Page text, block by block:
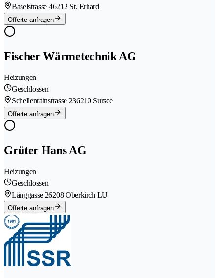
Baselstrasse 46212 St. Erhard
Offerte anfragen
Fischer Wärmetechnik AG
Heizungen
Geschlossen
Schellenrainstrasse 236210 Sursee
Offerte anfragen
Grüter Hans AG
Heizungen
Geschlossen
Länggasse 26208 Oberkirch LU
Offerte anfragen